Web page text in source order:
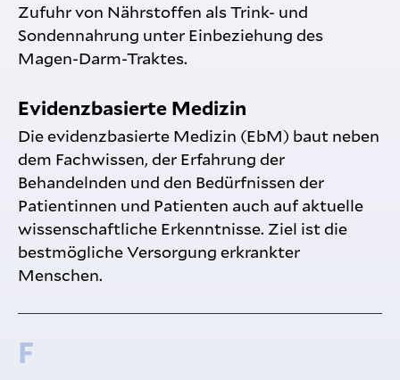
Zufuhr von Nährstoffen als Trink- und
Sondennahrung unter Einbeziehung des
Magen-Darm-Traktes.
Evidenzbasierte Medizin
Die evidenzbasierte Medizin (EbM) baut neben
dem Fachwissen, der Erfahrung der
Behandelnden und den Bedürfnissen der
Patientinnen und Patienten auch auf aktuelle
wissenschaftliche Erkenntnisse. Ziel ist die
bestmögliche Versorgung erkrankter
Menschen.
F